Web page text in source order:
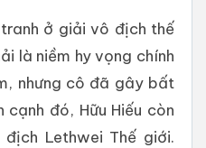
ở giải vô địch thế
là niềm hy vọng chính
nhưng cô đã gây bất
cạnh đó, Hữu Hiếu còn
Lethwei Thế giới.